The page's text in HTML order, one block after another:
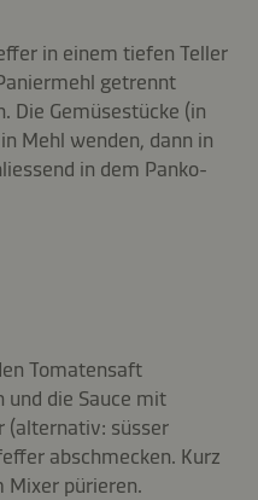
in einem tiefen Teller
getrennt
Die Gemüsestücke (in
Mehl wenden, dann in
in dem Panko-
Tomatensaft
und die Sauce mit
(alternativ: süsser
abschmecken. Kurz
Mixer pürieren.